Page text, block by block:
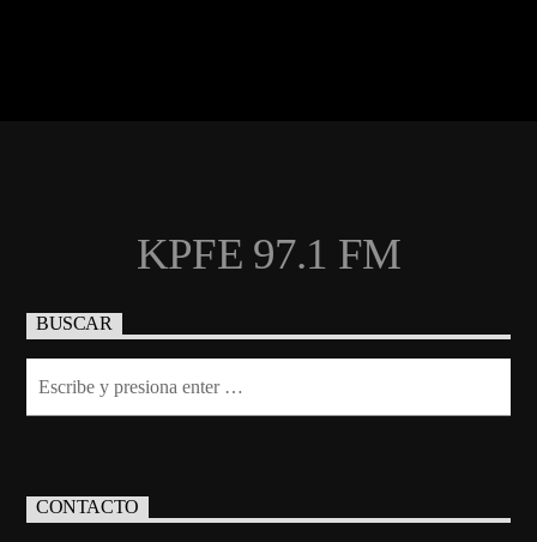
KPFE 97.1 FM
BUSCAR
CONTACTO